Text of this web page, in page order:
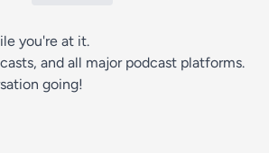
you're at it.
and all major podcast platforms.
going!